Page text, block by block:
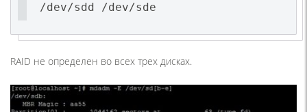
/dev/sdd /dev/sde
RAID не определен во всех трех дисках.